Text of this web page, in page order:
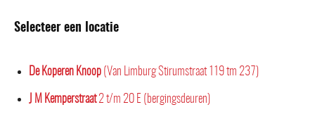
Selecteer een locatie
De Koperen Knoop (Van Limburg Stirumstraat 119 tm 237)
J M Kemperstraat2 t/m 20 E (bergingsdeuren)